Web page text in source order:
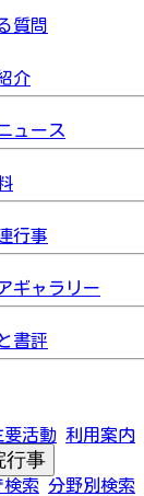
質問
介
ュース
行事
ギャラリー
書評
要活動 利用案内
行事
検索 分野別検索